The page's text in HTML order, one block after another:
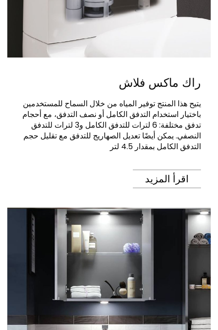
راك ماكس فلاش
يتيح هذا المنتج توفير المياه من خلال السماح للمستخدمين
باختيار استخدام التدفق الكامل أو نصف التدفق، مع أحجام
تدفق مختلفة: 6 لترات للتدفق الكامل و3 لترات للتدفق
النصفي. يمكن أيضًا تعديل الصهاريج للتدفق مع تقليل حجم
التدفق الكامل بمقدار 4.5 لتر
اقرأ المزيد